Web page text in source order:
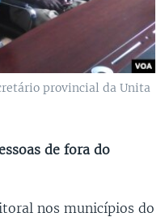
provincial da Unita
de fora do
nos municípios do